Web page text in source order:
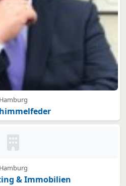
Hamburg
Kein Bild oder Logo hinterlegt
Hamburg
& Immobilien